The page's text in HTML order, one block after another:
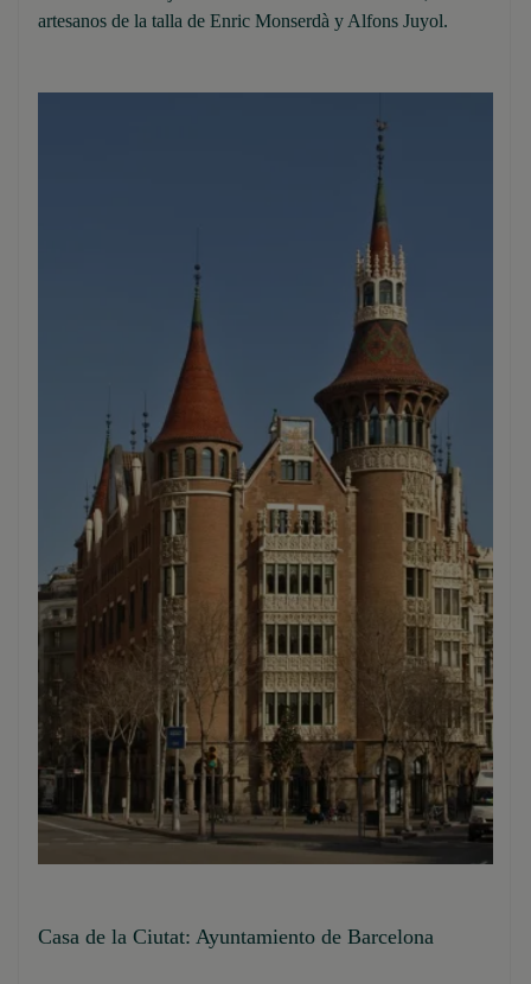
artesanos de la talla de Enric Monserdà y Alfons Juyol.
Casa de la Ciutat: Ayuntamiento de Barcelona